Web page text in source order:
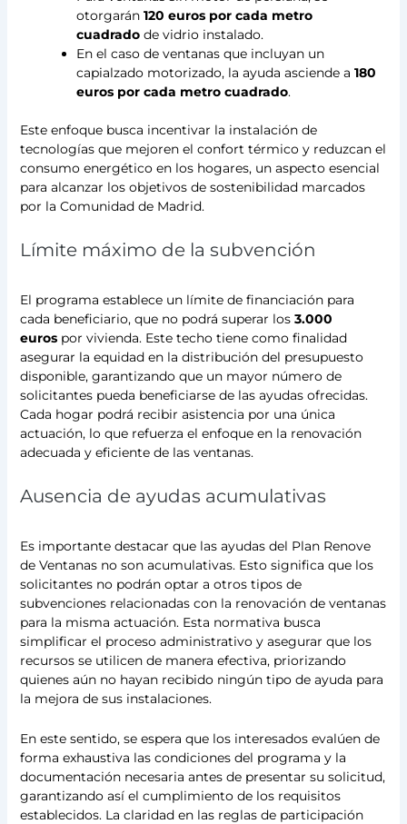
otorgarán 120 euros por cada metro
cuadradode vidrio instalado.
En el caso de ventanas que incluyan un
capialzado motorizado, la ayuda asciende a 180
euros por cada metro cuadrado.
Este enfoque busca incentivar la instalación de
tecnologías que mejoren el confort térmico y reduzcan el
consumo energético en los hogares, un aspecto esencial
para alcanzar los objetivos de sostenibilidad marcados
por la Comunidad de Madrid.
Límite máximo de la subvención
El programa establece un límite de financiación para
cada beneficiario, que no podrá superar los 3.000
eurospor vivienda. Este techo tiene como finalidad
asegurar la equidad en la distribución del presupuesto
disponible, garantizando que un mayor número de
solicitantes pueda beneficiarse de las ayudas ofrecidas.
Cada hogar podrá recibir asistencia por una única
actuación, lo que refuerza el enfoque en la renovación
adecuada y eficiente de las ventanas.
Ausencia de ayudas acumulativas
Es importante destacar que las ayudas del Plan Renove
de Ventanas no son acumulativas. Esto significa que los
solicitantes no podrán optar a otros tipos de
subvenciones relacionadas con la renovación de ventanas
para la misma actuación. Esta normativa busca
simplificar el proceso administrativo y asegurar que los
recursos se utilicen de manera efectiva, priorizando
quienes aún no hayan recibido ningún tipo de ayuda para
la mejora de sus instalaciones.
En este sentido, se espera que los interesados evalúen de
forma exhaustiva las condiciones del programa y la
documentación necesaria antes de presentar su solicitud,
garantizando así el cumplimiento de los requisitos
establecidos. La claridad en las reglas de participación